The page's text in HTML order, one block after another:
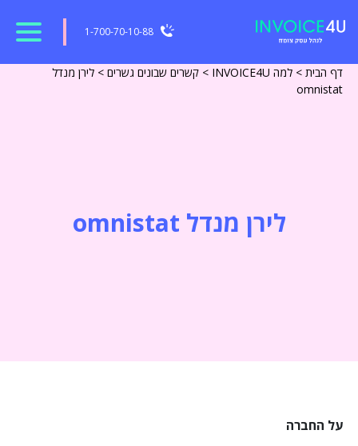
1-700-70-10-88
דף הבית > למה INVOICE4U > קשרים שבונים גשרים > לירן מנדל
omnistat
לירן מנדל omnistat
על החברה